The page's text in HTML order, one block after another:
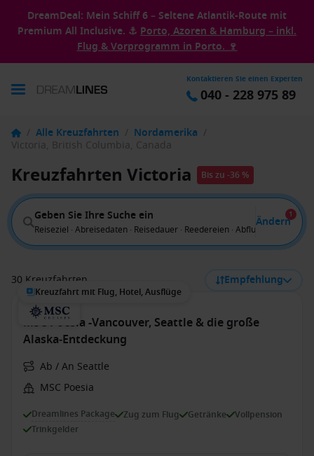
DreamDeal: Mein Schiff 6 – Seltene Atlantik-Route mit
Premium All Inclusive. ⚓ Porto, Azoren & Hamburg – inkl.
Flug & Vorprogramm in Porto. 🍷
Kontaktieren Sie einen Experten
040 - 228 975 89
/ Alle Kreuzfahrten / Nordamerika /
Victoria, British Columbia, Canada
Kreuzfahrten Victoria Bis zu -36 %
Geben Sie Ihre Suche ein
Reiseziel · Abreisedaten · Reisedauer · Reedereien · Abflug von
Ändern
1
30 Kreuzfahrten Empfehlung
Kreuzfahrt mit Flug, Hotel, Ausflüge
MSC Poesia -Vancouver, Seattle & die große
Alaska‑Entdeckung
Ab / An Seattle
MSC Poesia
Dreamlines Package Zug zum Flug Getränke
Vollpension
Trinkgelder